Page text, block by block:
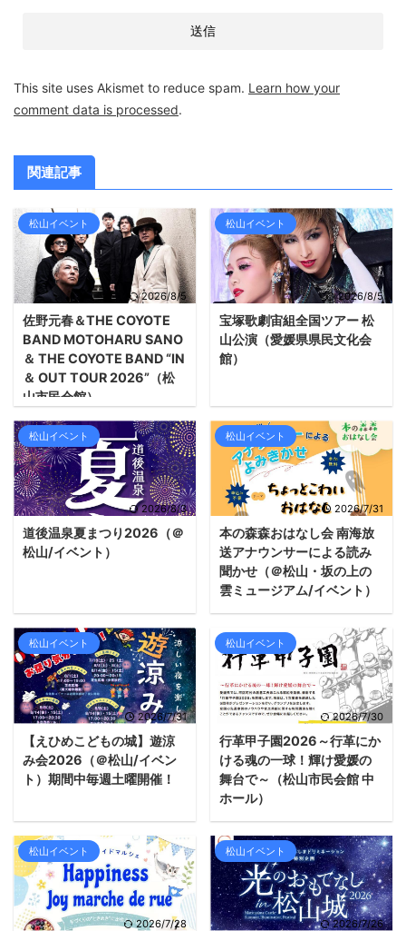
This site uses Akismet to reduce spam. Learn how your
comment data is processed.
関連記事
松山イベント
2026/8/5
佐野元春＆THE COYOTE
BAND MOTOHARU SANO
＆ THE COYOTE BAND “IN
＆ OUT TOUR 2026”（松
山市民会館）
松山イベント
2026/8/5
宝塚歌劇宙組全国ツアー 松
山公演（愛媛県県民文化会
館）
松山イベント
2026/8/3
道後温泉夏まつり2026（＠
松山/イベント）
松山イベント
2026/7/31
本の森森おはなし会 南海放
送アナウンサーによる読み
聞かせ（＠松山・坂の上の
雲ミュージアム/イベント）
松山イベント
2026/7/31
【えひめこどもの城】遊涼
み会2026（＠松山/イベン
ト）期間中毎週土曜開催！
松山イベント
2026/7/30
行革甲子園2026～行革にか
ける魂の一球！輝け愛媛の
舞台で～（松山市民会館 中
ホール）
松山イベント
2026/7/28
松山イベント
2026/7/26